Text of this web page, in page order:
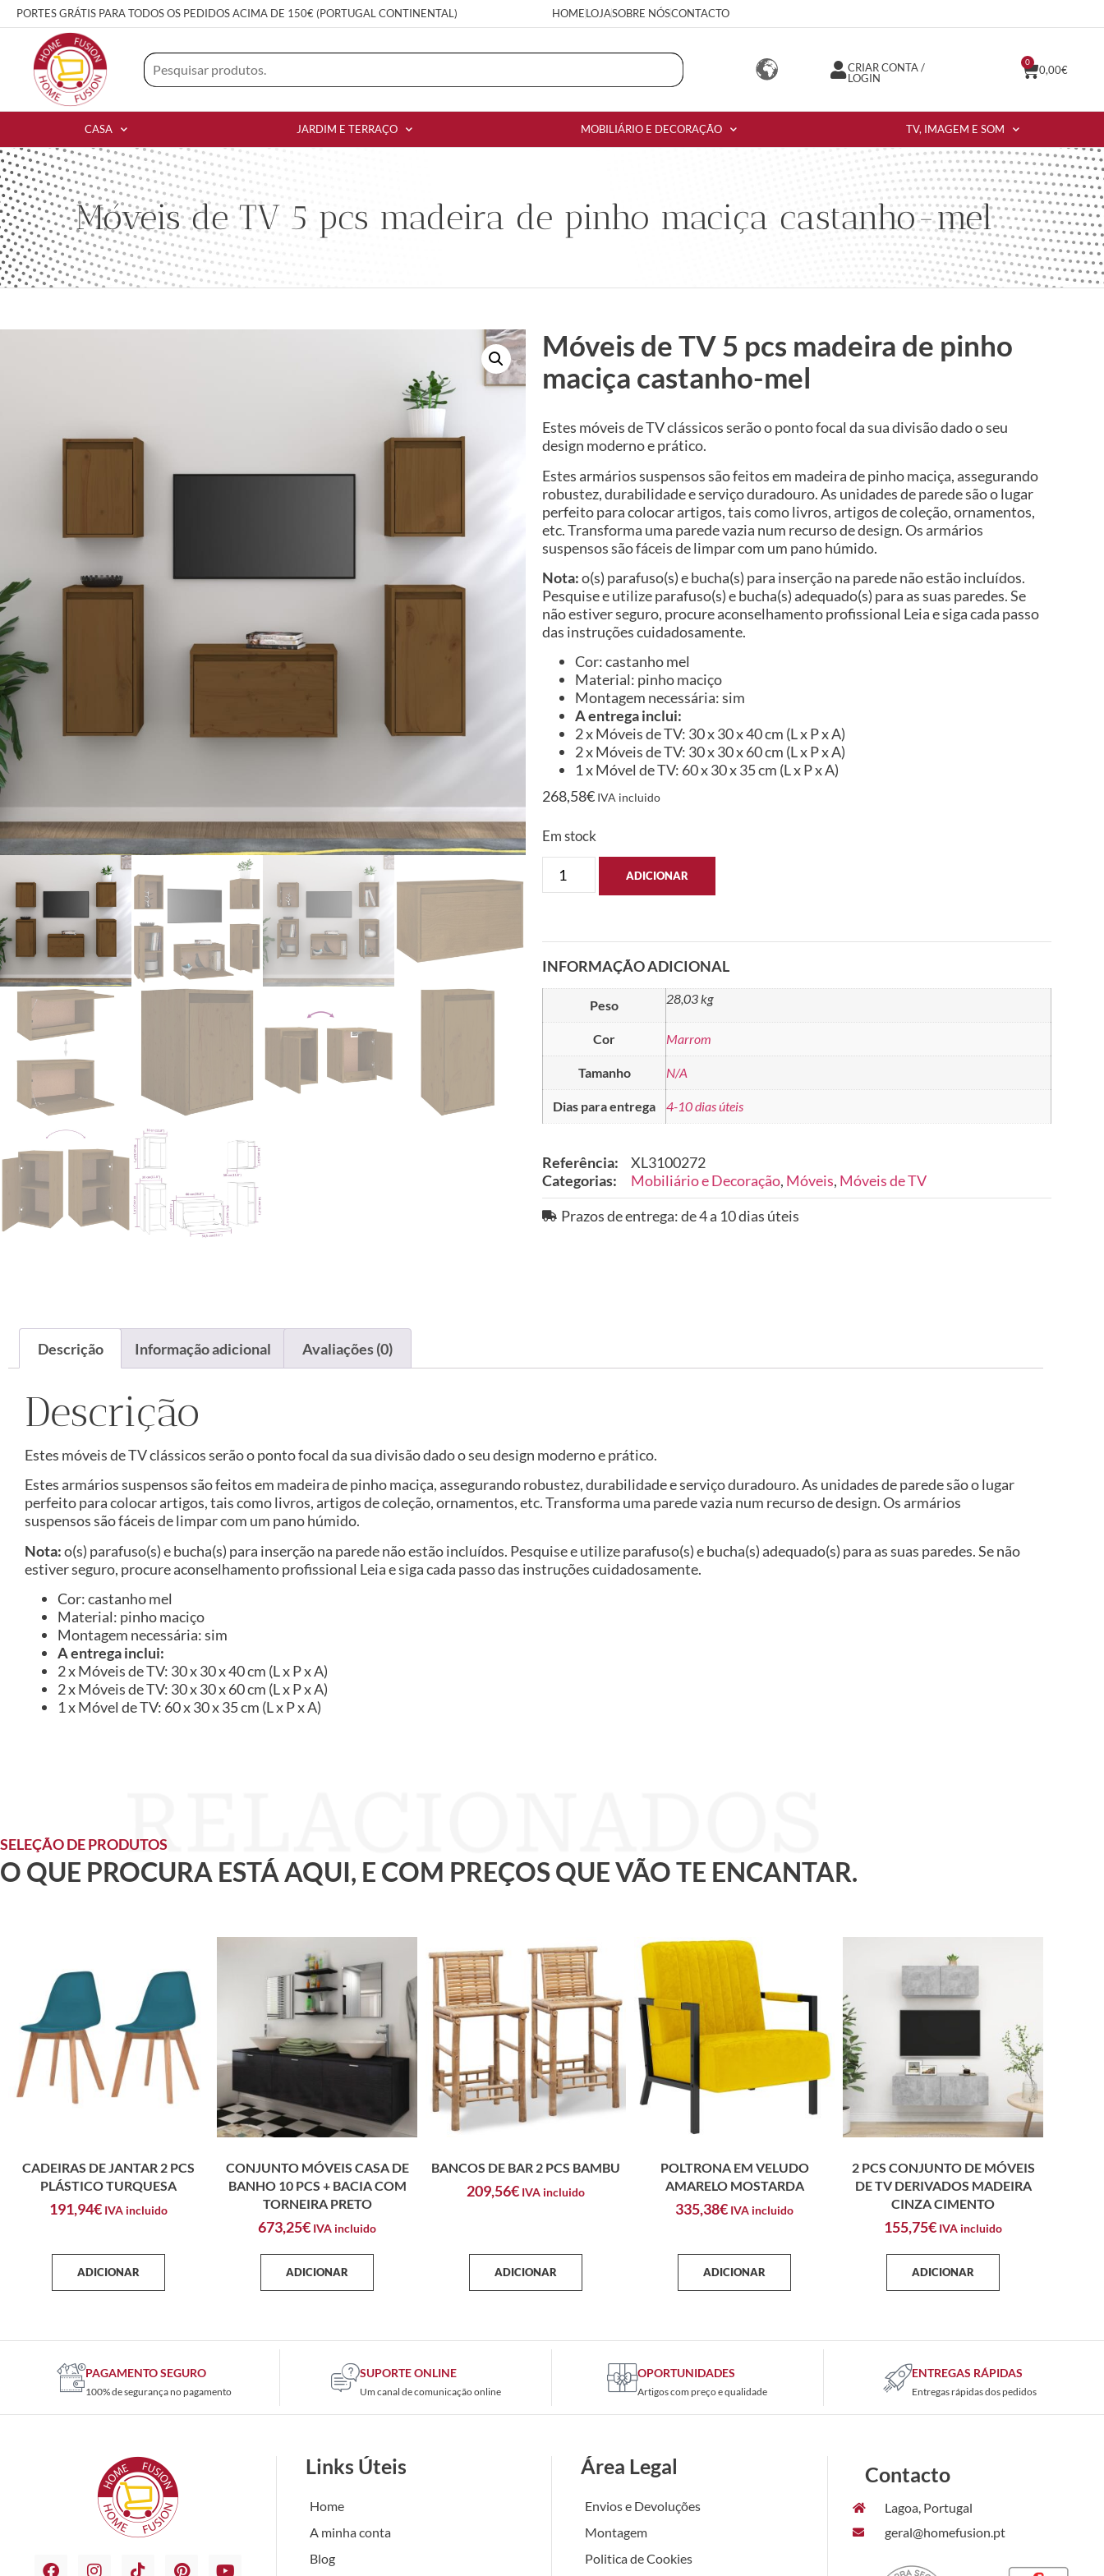
PORTES GRÁTIS PARA TODOS OS PEDIDOS ACIMA DE 150€ (PORTUGAL CONTINENTAL) HOMELOJASOBRE NÓSCONTACTO
CRIAR CONTA /
LOGIN
0,00€
0
CASA JARDIM E TERRAÇO MOBILIÁRIO E DECORAÇÃO TV, IMAGEM E SOM
Móveis de TV 5 pcs madeira de pinho maciça castanho-mel
Móveis de TV 5 pcs madeira de pinho
maciça castanho-mel
Estes móveis de TV clássicos serão o ponto focal da sua divisão dado o seu
design moderno e prático.
Estes armários suspensos são feitos em madeira de pinho maciça, assegurando
robustez, durabilidade e serviço duradouro. As unidades de parede são o lugar
perfeito para colocar artigos, tais como livros, artigos de coleção, ornamentos,
etc. Transforma uma parede vazia num recurso de design. Os armários
suspensos são fáceis de limpar com um pano húmido.
Nota:o(s) parafuso(s) e bucha(s) para inserção na parede não estão incluídos.
Pesquise e utilize parafuso(s) e bucha(s) adequado(s) para as suas paredes. Se
não estiver seguro, procure aconselhamento profissional Leia e siga cada passo
das instruções cuidadosamente.
Cor: castanho mel
Material: pinho maciço
Montagem necessária: sim
A entrega inclui:
2 x Móveis de TV: 30 x 30 x 40 cm (L x P x A)
2 x Móveis de TV: 30 x 30 x 60 cm (L x P x A)
1 x Móvel de TV: 60 x 30 x 35 cm (L x P x A)
268,58€ IVA incluido
Em stock
ADICIONAR
INFORMAÇÃO ADICIONAL
Peso 28,03 kg
Cor Marrom
Tamanho N/A
Dias para entrega 4-10 dias úteis
Referência:
XL3100272
Categorias:
Mobiliário e Decoração, Móveis, Móveis de TV
Prazos de entrega: de 4 a 10 dias úteis
Descrição Informação adicional Avaliações (0)
Descrição
Estes móveis de TV clássicos serão o ponto focal da sua divisão dado o seu design moderno e prático.
Estes armários suspensos são feitos em madeira de pinho maciça, assegurando robustez, durabilidade e serviço duradouro. As unidades de parede são o lugar
perfeito para colocar artigos, tais como livros, artigos de coleção, ornamentos, etc. Transforma uma parede vazia num recurso de design. Os armários
suspensos são fáceis de limpar com um pano húmido.
Nota:o(s) parafuso(s) e bucha(s) para inserção na parede não estão incluídos. Pesquise e utilize parafuso(s) e bucha(s) adequado(s) para as suas paredes. Se não
estiver seguro, procure aconselhamento profissional Leia e siga cada passo das instruções cuidadosamente.
Cor: castanho mel
Material: pinho maciço
Montagem necessária: sim
A entrega inclui:
2 x Móveis de TV: 30 x 30 x 40 cm (L x P x A)
2 x Móveis de TV: 30 x 30 x 60 cm (L x P x A)
1 x Móvel de TV: 60 x 30 x 35 cm (L x P x A)
SELEÇÃO DE PRODUTOS
O QUE PROCURA ESTÁ AQUI, E COM PREÇOS QUE VÃO TE ENCANTAR.
CADEIRAS DE JANTAR 2 PCS
PLÁSTICO TURQUESA
191,94€ IVA incluido
ADICIONAR
CONJUNTO MÓVEIS CASA DE
BANHO 10 PCS + BACIA COM
TORNEIRA PRETO
673,25€ IVA incluido
ADICIONAR
BANCOS DE BAR 2 PCS BAMBU
209,56€ IVA incluido
ADICIONAR
POLTRONA EM VELUDO
AMARELO MOSTARDA
335,38€ IVA incluido
ADICIONAR
2 PCS CONJUNTO DE MÓVEIS
DE TV DERIVADOS MADEIRA
CINZA CIMENTO
155,75€ IVA incluido
ADICIONAR
PAGAMENTO SEGURO
100% de segurança no pagamento
SUPORTE ONLINE
Um canal de comunicação online
OPORTUNIDADES
Artigos com preço e qualidade
ENTREGAS RÁPIDAS
Entregas rápidas dos pedidos
Links Úteis
Home
A minha conta
Blog
Área Legal
Envios e Devoluções
Montagem
Politica de Cookies
Contacto
Lagoa, Portugal
geral@homefusion.pt